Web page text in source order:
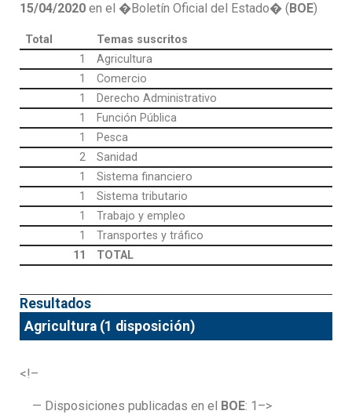
15/04/2020 en el �Boletín Oficial del Estado� ( BOE)
Total
Temas suscritos
1
Agricultura
1
Comercio
1
Derecho Administrativo
1
Función Pública
1
Pesca
2
Sanidad
1
Sistema financiero
1
Sistema tributario
1
Trabajo y empleo
1
Transportes y tráfico
11
TOTAL
Resultados
Agricultura (1 disposición)
<!–
— Disposiciones publicadas en el BOE: 1–>